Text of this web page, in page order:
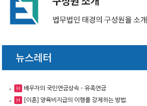
H 배우자의 국민연금상속 – 유족연금
H [이혼] 양육비지급의 이행를 강제하는 방법.